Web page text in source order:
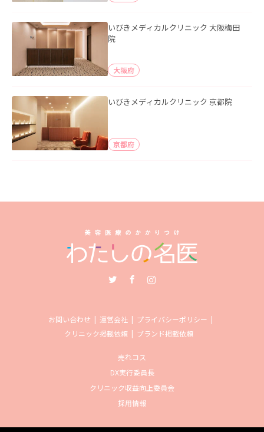
いびきメディカルクリニック 大阪梅田
院
大阪府
いびきメディカルクリニック 京都院
京都府
お問い合わせ 運営会社
プライバシーポリシー
クリニック掲載依頼
ブランド掲載依頼
売れコス
DX実行委員長
クリニック収益向上委員会
採用情報